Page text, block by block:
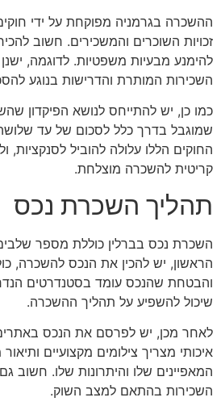
ההשכרה בגרמניה מפוקחת על ידי
זכויות השוכרים והמשכירים. חשוב
להימנע מבעיות משפטיות. לדוגמה,
השכירות המותרת והדרישות בנוגע
כמו כן, יש להתייחס לנושא הפיקדון
שמוגבל בדרך כלל לסכום של עד
החוקים הללו עלולה להוביל לסנקציות,
קריטית להשכרה מוצלחת.
תהליך השכרת נכס
השכרת נכס בברלין כוללת מספר
הראשון, יש להכין את הנכס להשכרה,
והבטחת שהנכס עומד בסטנדרטים
שיכול להשפיע על תהליך ההשכרה.
לאחר מכן, יש לפרסם את הנכס
איכותי מצריך צילומים מקצועיים
המאפיינים שלו והיתרונות שלו. חשוב
השכירות בהתאם למצב השוק.